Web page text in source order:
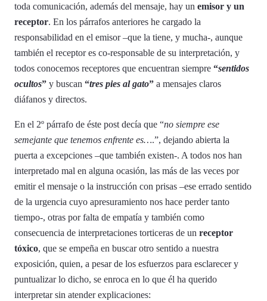
toda comunicación, además del mensaje, hay un emisor y un
receptor. En los párrafos anteriores he cargado la
responsabilidad en el emisor –que la tiene, y mucha-, aunque
también el receptor es co-responsable de su interpretación, y
todos conocemos receptores que encuentran siempre “sentidos
ocultos” y buscan “tres pies al gato” a mensajes claros
diáfanos y directos.
En el 2º párrafo de éste post decía que “no siempre ese
semejante que tenemos enfrente es….”, dejando abierta la
puerta a excepciones –que también existen-. A todos nos han
interpretado mal en alguna ocasión, las más de las veces por
emitir el mensaje o la instrucción con prisas –ese errado sentido
de la urgencia cuyo apresuramiento nos hace perder tanto
tiempo-, otras por falta de empatía y también como
consecuencia de interpretaciones torticeras de un receptor
tóxico, que se empeña en buscar otro sentido a nuestra
exposición, quien, a pesar de los esfuerzos para esclarecer y
puntualizar lo dicho, se enroca en lo que él ha querido
interpretar sin atender explicaciones: